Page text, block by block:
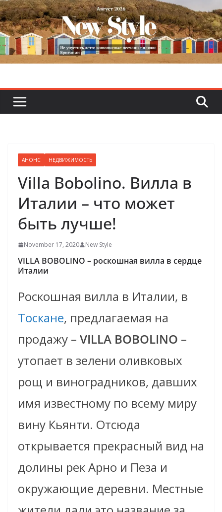
Skip
to
content
АНОНС НЕДВИЖИМОСТЬ
Villa Bobolino. Вилла в
Италии – что может
быть лучше!
November 17, 2020 New Style
VILLA BOBOLINO – роскошная вилла в сердце
Италии
Роскошная вилла в Италии, в
Тоскане, предлагаемая на
продажу – VILLA BOBOLINO –
утопает в зелени оливковых
рощ и виноградников, давших
имя известному по всему миру
вину Кьянти. Отсюда
открывается прекрасный вид на
долины рек Арно и Пеза и
окружающие деревни. Местные